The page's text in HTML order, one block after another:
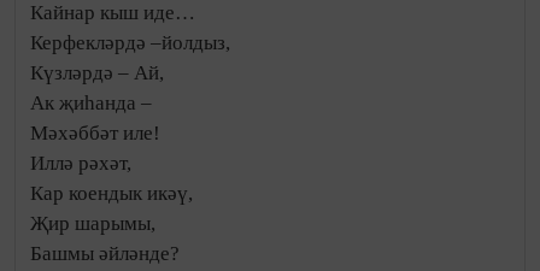
Кайнар кыш иде…
Керфекләрдә –йолдыз,
Күзләрдә – Ай,
Ак җиһанда –
Мәхәббәт иле!
Иллә рәхәт,
Кар коендык икәү,
Җир шарымы,
Башмы әйләнде?